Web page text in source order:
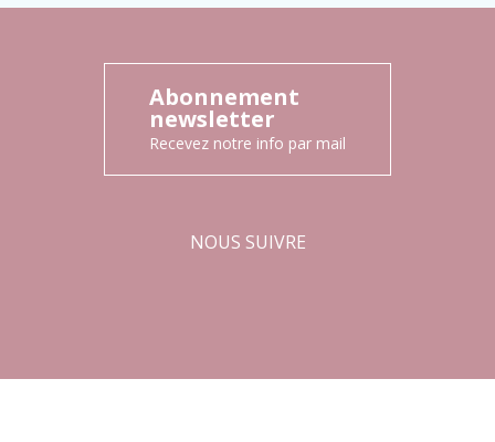
Abonnement
newsletter
Recevez notre info par mail
NOUS SUIVRE